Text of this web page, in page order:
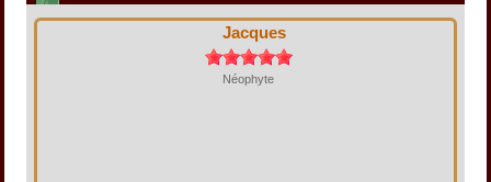
Jacques
Néophyte